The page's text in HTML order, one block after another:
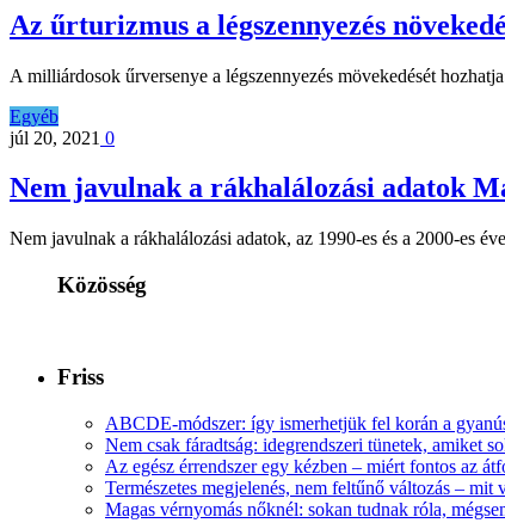
Az űrturizmus a légszennyezés
A milliárdosok űrversenye a légszennyezés mövekedését
Egyéb
júl 20, 2021 0
Nem javulnak a rákhalálozási adatok
Nem javulnak a rákhalálozási adatok, az 1990-es és a 2000-es
Közösség
Friss
ABCDE‑módszer: így ismerhetjük fel korán a
Nem csak fáradtság: idegrendszeri tünetek, amiket
Az egész érrendszer egy kézben – miért fontos az
Természetes megjelenés, nem feltűnő változás – mit
Magas vérnyomás nőknél: sokan tudnak róla,